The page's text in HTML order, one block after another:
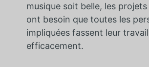
musique soit belle, les projets
ont besoin que toutes les
impliquées fassent leur travail
efficacement.